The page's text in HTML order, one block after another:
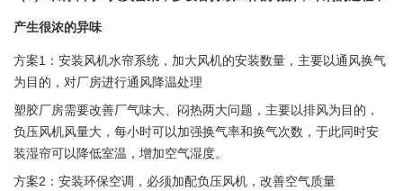
产生很浓的异味
方案1：安装风机水帘系统，加大风机的安装数量，主要以通风换气
为目的，对厂房进行通风降温处理
塑胶厂房需要改善厂气味大、闷热两大问题，主要以排风为目的，
负压风机风量大，每小时可以加强换气率和换气次数，于此同时安
装湿帘可以降低室温，增加空气湿度。
方案2：安装环保空调，必须加配负压风机，改善空气质量